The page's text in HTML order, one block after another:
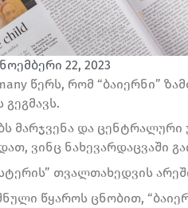
ნოემბერი 22, 2023
წერს, რომ “ბაიერნი”
გეგმავს.
მარჯვენა და ცენტრალური
ვინც ნახევარდაცვაში
თვალთახედვის
წყაროს ცნობით,